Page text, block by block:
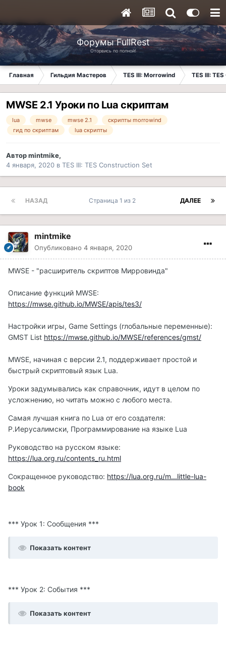
Форумы FullRest
Оторвись по полной!
Главная Гильдия Мастеров TES III: Morrowind TES III:
MWSE 2.1 Уроки по Lua скриптам
lua mwse mwse 2.1
скрипты morrowind
гид по скриптам
lua скрипты
Авторmintmike,
4 января, 2020 в TES III: TES Construction Set
НАЗАД ДАЛЕЕ
Страница 1 из 2
mintmike
Опубликовано 4 января, 2020
MWSE - "расширитель скриптов Мирровинда"
Описание функций MWSE:
https://mwse.github.io/MWSE/apis/tes3/
Настройки игры, Game Settings (глобальные переменные):
GMST List https://mwse.github.io/MWSE/references/gmst/
MWSE, начиная с версии 2.1, поддерживает простой и
быстрый скриптовый язык Lua.
Уроки задумывались как справочник, идут в целом по
усложнению, но читать можно с любого места.
Самая лучшая книга по Lua от его создателя:
Р.Иерусалимски, Программирование на языке Lua
Руководство на русском языке:
https://lua.org.ru/contents_ru.html
Сокращенное руководство: https://lua.org.ru/m...little-lua-
book
*** Урок 1: Сообщения ***
Показать контент
*** Урок 2: События ***
Показать контент